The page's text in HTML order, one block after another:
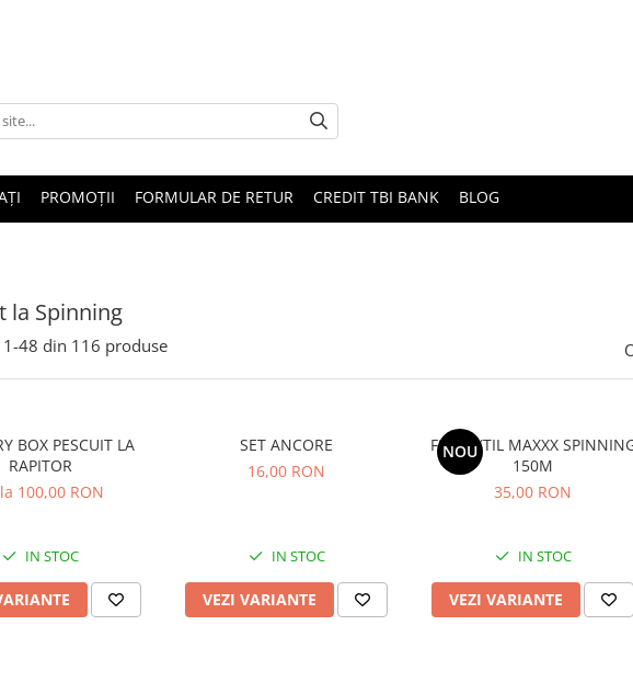
PROMOȚII FORMULAR DE RETUR CREDIT TBI BANK BLOG
la Spinning
1-48 din 116 produse
BOX PESCUIT LA
RAPITOR
100,00 RON
IN STOC
SET ANCORE
16,00 RON
IN STOC
VEZI VARIANTE
NOU
FIR TEXTIL MAXXX
150M
35,00 RON
IN STOC
VEZI VARIANTE